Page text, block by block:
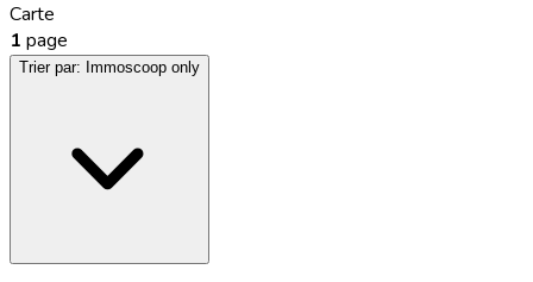
Carte
1 page
Trier par: Immoscoop only